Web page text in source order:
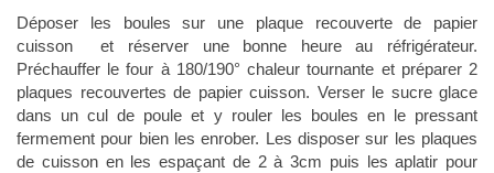
Déposer les boules sur une plaque recouverte de papier
cuisson et réserver une bonne heure au réfrigérateur.
Préchauffer le four à 180/190° chaleur tournante et préparer 2
plaques recouvertes de papier cuisson. Verser le sucre glace
dans un cul de poule et y rouler les boules en le pressant
fermement pour bien les enrober. Les disposer sur les plaques
de cuisson en les espaçant de 2 à 3cm puis les aplatir pour